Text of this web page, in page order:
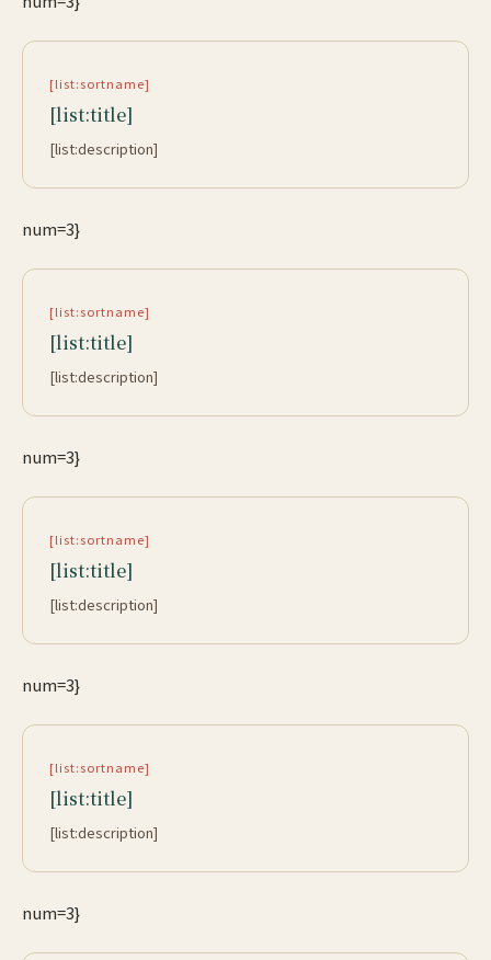
[list:sortname]
[list:title]
[list:description]
num=3}
[list:sortname]
[list:title]
[list:description]
num=3}
[list:sortname]
[list:title]
[list:description]
num=3}
[list:sortname]
[list:title]
[list:description]
num=3}